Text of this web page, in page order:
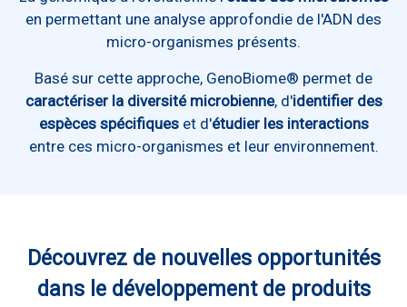
en permettant une analyse approfondie de l'ADN des
micro-organismes présents.
Basé sur cette approche, GenoBiome® permet de
caractériser la diversité microbienne, d'identifier des
espèces spécifiqueset d'étudier les interactions
entre ces micro-organismes et leur environnement.
Découvrez de nouvelles opportunités
dans le développement de produits